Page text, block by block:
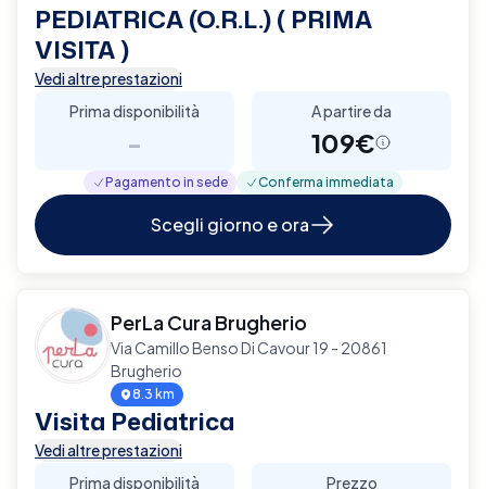
PEDIATRICA (O.R.L.) ( PRIMA
VISITA )
Vedi altre prestazioni
Prima disponibilità
-
A partire da
109€
Pagamento in sede Conferma immediata
Scegli giorno e ora
PerLa Cura Brugherio
Via Camillo Benso Di Cavour 19 - 20861
Brugherio
8.3 km
Visita Pediatrica
Vedi altre prestazioni
Prima disponibilità
Prezzo